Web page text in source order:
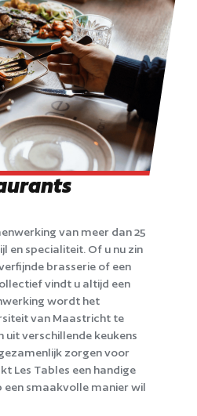
van meer dan 25
en specialiteit. Of u nu zin
brasserie of een
vindt u altijd een
wordt het
van Maastricht te
uit verschillende keukens
zorgen voor
Les Tables een handige
een smaakvolle manier wil